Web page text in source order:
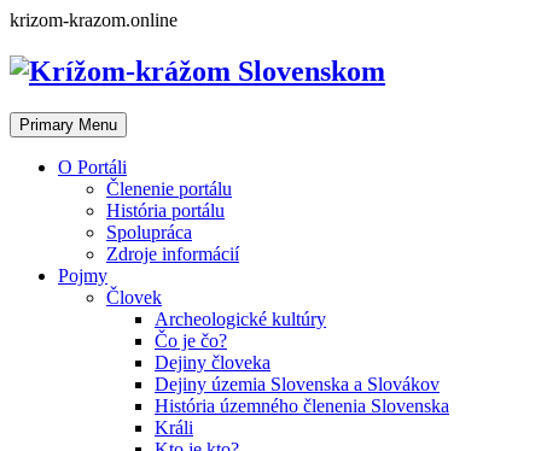
Skip
content
krizom-krazom.online
Primary Menu
O Portáli
Členenie portálu
História portálu
Spolupráca
Zdroje informácií
Pojmy
Človek
Archeologické kultúry
Čo je čo?
Dejiny človeka
Dejiny územia Slovenska a Slovákov
História územného členenia Slovenska
Králi